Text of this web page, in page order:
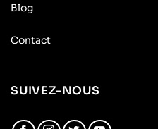
Blog
Contact
SUIVEZ-NOUS